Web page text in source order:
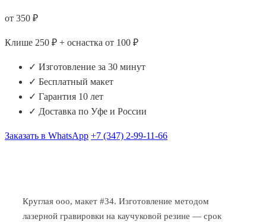
от 350 ₽
Клише 250 ₽ + оснастка от 100 ₽
✓ Изготовление за 30 минут
✓ Бесплатный макет
✓ Гарантия 10 лет
✓ Доставка по Уфе и России
Заказать в WhatsApp +7 (347) 2-99-11-66
Круглая ооо, макет #34. Изготовление методом
лазерной гравировки на каучуковой резине — срок